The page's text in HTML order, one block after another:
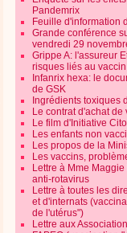
Pandemrix
Feuille d'information
Grande conférence
vendredi 29
Grippe A: l'assureur
risques liés au vaccin
Infanrix hexa: le
de GSK
Ingrédients toxiques
Le contrat d'achat
Le film d'Initiative
Les enfants non
Les propos de la
Les vaccins,
Lettre à Mme
anti-rotavirus
Lettre à toutes les
et d'internats
de l'utérus")
Lettre aux